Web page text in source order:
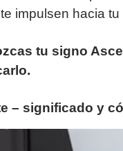
impulsen hacia tu
tu signo
– significado y